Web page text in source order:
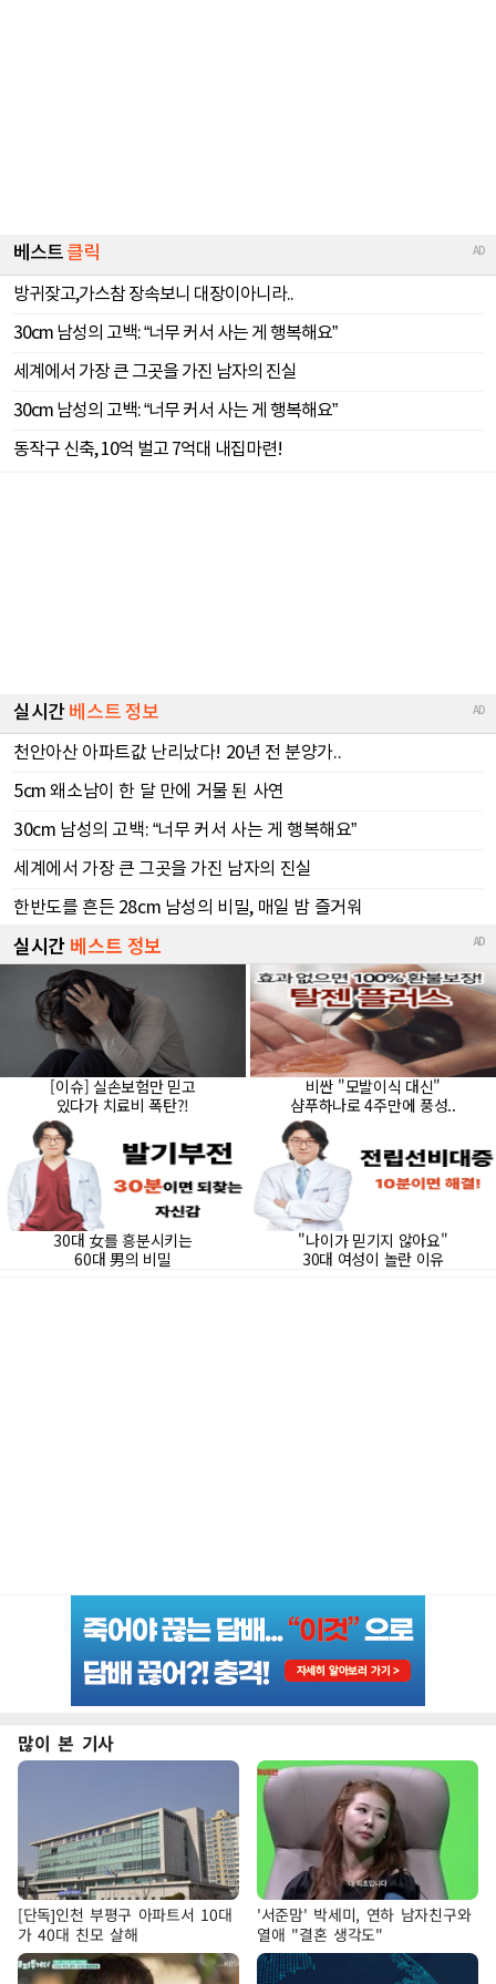
많이 본 기사
[단독]인천 부평구 아파트서 10대
가 40대 친모 살해
'서준맘' 박세미, 연하 남자친구와
열애 "결혼 생각도"